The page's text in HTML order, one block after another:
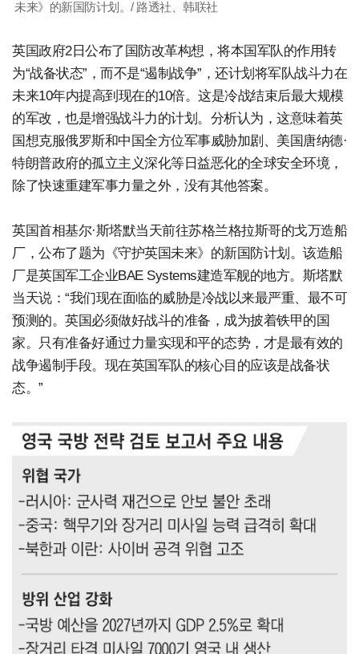
未来》的新国防计划。/ 路透社、韩联社
英国政府2日公布了国防改革构想，将本国军队的作用转
为“战备状态”，而不是“遏制战争”，还计划将军队战斗力在
未来10年内提高到现在的10倍。这是冷战结束后最大规模
的军改，也是增强战斗力的计划。分析认为，这意味着英
国想克服俄罗斯和中国全方位军事威胁加剧、美国唐纳德·
特朗普政府的孤立主义深化等日益恶化的全球安全环境，
除了快速重建军事力量之外，没有其他答案。
英国首相基尔·斯塔默当天前往苏格兰格拉斯哥的戈万造船
厂，公布了题为《守护英国未来》的新国防计划。该造船
厂是英国军工企业BAE Systems建造军舰的地方。斯塔默
当天说：“我们现在面临的威胁是冷战以来最严重、最不可
预测的。英国必须做好战斗的准备，成为披着铁甲的国
家。只有准备好通过力量实现和平的态势，才是最有效的
战争遏制手段。现在英国军队的核心目的应该是战备状
态。”